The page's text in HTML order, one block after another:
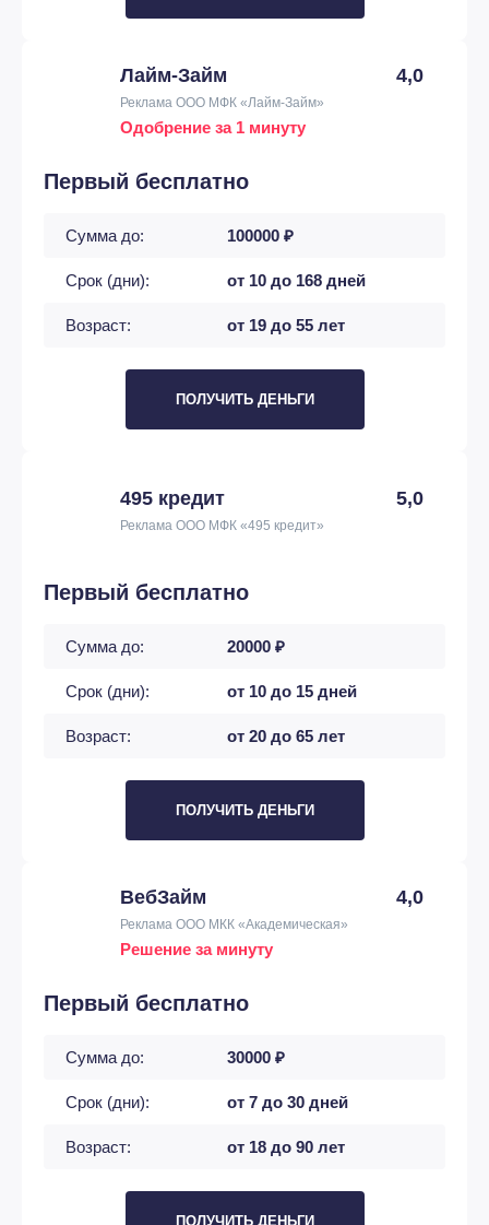
Лайм-Займ 4,0
Реклама ООО МФК «Лайм-Займ»
Одобрение за 1 минуту
Первый бесплатно
Сумма до: 100000 ₽
Срок (дни): от 10 до 168 дней
Возраст: от 19 до 55 лет
ПОЛУЧИТЬ ДЕНЬГИ
495 кредит 5,0
Реклама ООО МФК «495 кредит»
Первый бесплатно
Сумма до: 20000 ₽
Срок (дни): от 10 до 15 дней
Возраст: от 20 до 65 лет
ПОЛУЧИТЬ ДЕНЬГИ
ВебЗайм 4,0
Реклама ООО МКК «Академическая»
Решение за минуту
Первый бесплатно
Сумма до: 30000 ₽
Срок (дни): от 7 до 30 дней
Возраст: от 18 до 90 лет
ПОЛУЧИТЬ ДЕНЬГИ